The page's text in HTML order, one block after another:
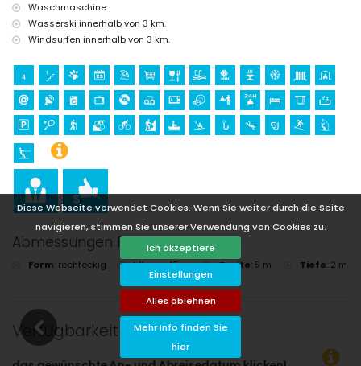
Diese Webseite verwendet Cookies. Wenn Sie weiter durch die Seite
navigieren, stimmen Sie unserer Verwendung von Cookies zu.
Ich akzeptiere
Einstellungen
Alles ablehnen
Mehr Info finden Sie
hier
Waschmaschine
Wasserski innerhalb von 3 km.
Windsurfen innerhalb von 3 km.
Abmessungen Pool
Form: rechteckig Länge:10 m. Breite: 5 m. Tiefe: 2 m.
Verfügbarkeit